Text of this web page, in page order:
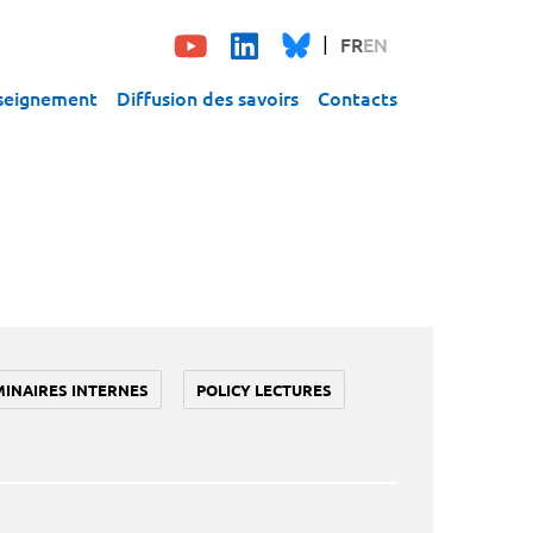
FREN
Diffusion des savoirs Contacts
INTERNES POLICY LECTURES